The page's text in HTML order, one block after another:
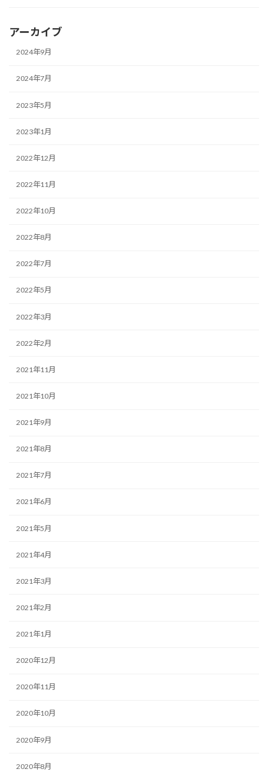
アーカイブ
2024年9月
2024年7月
2023年5月
2023年1月
2022年12月
2022年11月
2022年10月
2022年8月
2022年7月
2022年5月
2022年3月
2022年2月
2021年11月
2021年10月
2021年9月
2021年8月
2021年7月
2021年6月
2021年5月
2021年4月
2021年3月
2021年2月
2021年1月
2020年12月
2020年11月
2020年10月
2020年9月
2020年8月